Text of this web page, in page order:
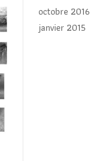
octobre 2016
janvier 2015